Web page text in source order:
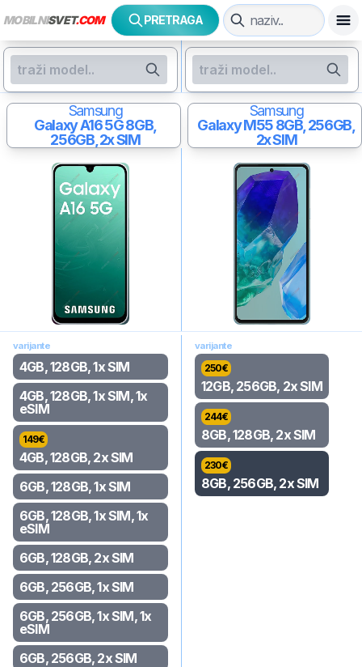
MOBILNISVET.COM PRETRAGA
Samsung
Galaxy A16 5G8GB,
256GB, 2x SIM
Samsung
Galaxy M558GB, 256GB,
2x SIM
varijante
4GB, 128GB, 1x SIM
4GB, 128GB, 1x SIM, 1x
eSIM
149€
4GB, 128GB, 2x SIM
6GB, 128GB, 1x SIM
6GB, 128GB, 1x SIM, 1x
eSIM
6GB, 128GB, 2x SIM
6GB, 256GB, 1x SIM
6GB, 256GB, 1x SIM, 1x
eSIM
6GB, 256GB, 2x SIM
varijante
250€
12GB, 256GB, 2x SIM
244€
8GB, 128GB, 2x SIM
230€
8GB, 256GB, 2x SIM